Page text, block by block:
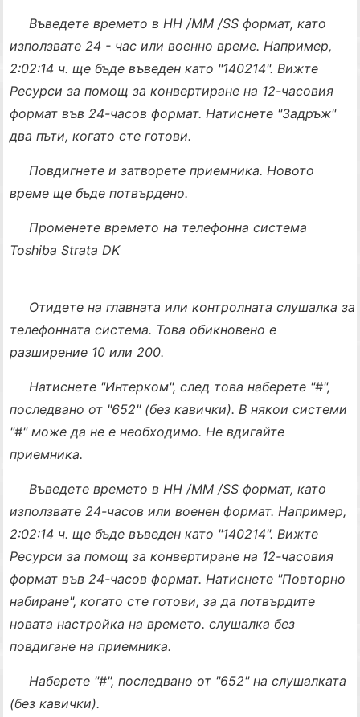
Въведете времето в HH /MM /SS формат, като
използвате 24 - час или военно време. Например,
2:02:14 ч. ще бъде въведен като "140214". Вижте
Ресурси за помощ за конвертиране на 12-часовия
формат във 24-часов формат. Натиснете "Задръж"
два пъти, когато сте готови.
Повдигнете и затворете приемника. Новото
време ще бъде потвърдено.
Променете времето на телефонна система
Toshiba Strata DK
Отидете на главната или контролната слушалка за
телефонната система. Това обикновено е
разширение 10 или 200.
Натиснете "Интерком", след това наберете "#",
последвано от "652" (без кавички). В някои системи
"#" може да не е необходимо. Не вдигайте
приемника.
Въведете времето в HH /MM /SS формат, като
използвате 24-часов или военен формат. Например,
2:02:14 ч. ще бъде въведен като "140214". Вижте
Ресурси за помощ за конвертиране на 12-часовия
формат във 24-часов формат. Натиснете "Повторно
набиране", когато сте готови, за да потвърдите
новата настройка на времето. слушалка без
повдигане на приемника.
Наберете "#", последвано от "652" на слушалката
(без кавички).